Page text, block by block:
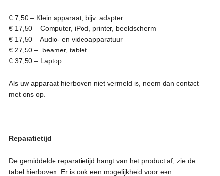
€ 7,50 – Klein apparaat, bijv. adapter
€ 17,50 – Computer, iPod, printer, beeldscherm
€ 17,50 – Audio- en videoapparatuur
€ 27,50 – beamer, tablet
€ 37,50 – Laptop
Als uw apparaat hierboven niet vermeld is, neem dan contact
met ons op.
Reparatietijd
De gemiddelde reparatietijd hangt van het product af, zie de
tabel hierboven. Er is ook een mogelijkheid voor een